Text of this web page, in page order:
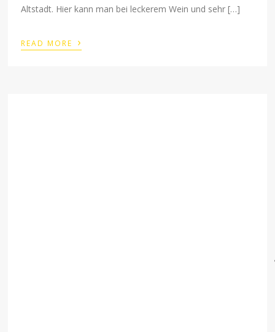
Altstadt. Hier kann man bei leckerem Wein und sehr […]
READ MORE ›